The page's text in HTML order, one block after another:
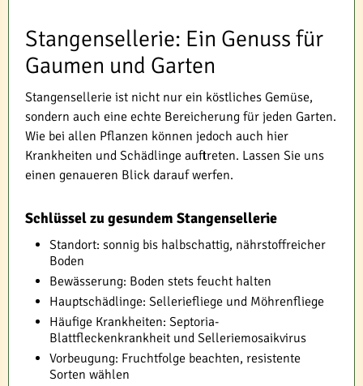
Stangensellerie: Ein Genuss für
Gaumen und Garten
Stangensellerie ist nicht nur ein köstliches Gemüse,
sondern auch eine echte Bereicherung für jeden Garten.
Wie bei allen Pflanzen können jedoch auch hier
Krankheiten und Schädlinge auftreten. Lassen Sie uns
einen genaueren Blick darauf werfen.
Schlüssel zu gesundem Stangensellerie
Standort: sonnig bis halbschattig, nährstoffreicher
Boden
Bewässerung: Boden stets feucht halten
Hauptschädlinge: Selleriefliege und Möhrenfliege
Häufige Krankheiten: Septoria-
Blattfleckenkrankheit und Selleriemosaikvirus
Vorbeugung: Fruchtfolge beachten, resistente
Sorten wählen